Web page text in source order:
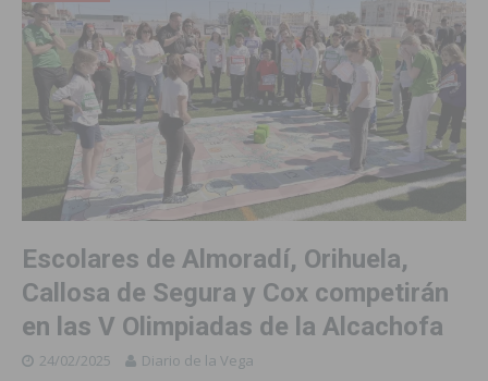
Escolares de Almoradí, Orihuela,
Callosa de Segura y Cox competirán
en las V Olimpiadas de la Alcachofa
24/02/2025 Diario de la Vega